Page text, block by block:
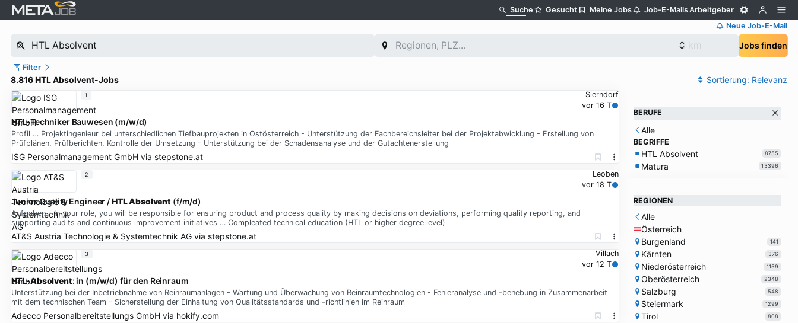
Suche Gesucht Meine Jobs Job-E-MailsArbeitgeber
Neue Job-E-Mail
Jobs finden
Filter
8.816 HTL Absolvent-Jobs Sortierung: Relevanz
Sierndorf
vor 16 T
HTL-Techniker Bauwesen (m/w/d)
Profil … Projektingenieur bei unterschiedlichen Tiefbauprojekten in Ostösterreich - Unterstützung der Fachbereichsleiter bei der Projektabwicklung - Erstellung von
Prüfplänen, Prüfberichten, Kontrolle der Umsetzung - Unterstützung bei der Schadensanalyse und der Gutachtenerstellung
ISG Personalmanagement GmbHvia stepstone.at
1
Leoben
vor 18 T
Junior Quality Engineer /HTL Absolvent (f/m/d)
Aufgaben - In your role, you will be responsible for ensuring product and process quality by making decisions on deviations, performing quality reporting, and
supporting audits and continuous improvement initiatives … Compleated technical education (HTL or higher degree level)
AT&S Austria Technologie & Systemtechnik AGvia stepstone.at
2
Villach
vor 12 T
HTL-Absolvent: in (m/w/d) für den Reinraum
Unterstützung bei der Inbetriebnahme von Reinraumanlagen - Wartung und Überwachung von Reinraumtechnologien - Fehleranalyse und -behebung in Zusammenarbeit
mit dem technischen Team - Sicherstellung der Einhaltung von Qualitätsstandards und -richtlinien im Reinraum
Adecco Personalbereitstellungs GmbHvia hokify.com
3
BERUFE
Alle
BEGRIFFE
HTL Absolvent 8755
Matura 13396
REGIONEN
Alle
Österreich
Burgenland
141
Kärnten 376
Niederösterreich 1159
Oberösterreich 2348
Salzburg 548
Steiermark 1299
Tirol 808